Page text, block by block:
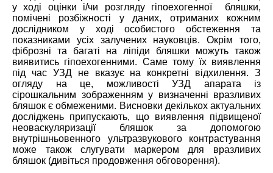
у ході оцінки і/чи розгляду гіпоехогенної бляшки,
помічені розбіжності у даних, отриманих кожним
дослідником у ході особистого обстеження та
показниками усіх залучених науковців. Окрім того,
фіброзні та багаті на ліпіди бляшки можуть також
виявитись гіпоехогенними. Саме тому їх виявлення
під час УЗД не вказує на конкретні відхилення. З
огляду на це, можливості УЗД апарата із
сірошкальним зображенням у визначенні вразливих
бляшок є обмеженими. Висновки декількох актуальних
досліджень припускають, що виявлення підвищеної
неоваскуляризації бляшок за допомогою
внутрішньовенного ультразвукового контрастування
може також слугувати маркером для вразливих
бляшок (дивіться продовження обговорення).